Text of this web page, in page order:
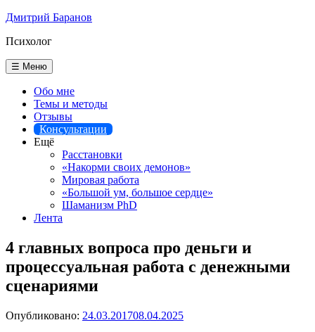
Перейти
содержимому
Дмитрий Баранов
Психолог
☰ Меню
Обо мне
Темы и методы
Отзывы
Консультации
Ещё
Расстановки
«Накорми своих демонов»
Мировая работа
«Большой ум, большое сердце»
Шаманизм PhD
Лента
4 главных вопроса про деньги и
процессуальная работа с денежными
сценариями
Опубликовано: 24.03.201708.04.2025